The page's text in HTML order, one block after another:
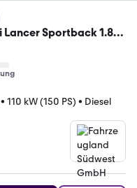
Lancer Sportback 1.8
Dyn. Kurvenl
• 110 kW (150 PS) • Diesel